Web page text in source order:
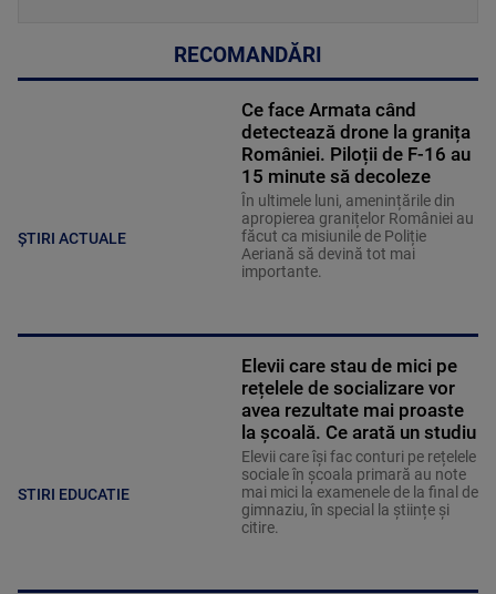
RECOMANDĂRI
ȘTIRI ACTUALE
Ce face Armata când
detectează drone la granița
României. Piloții de F-16 au
15 minute să decoleze
În ultimele luni, amenințările din
apropierea granițelor României au
făcut ca misiunile de Poliție
Aeriană să devină tot mai
importante.
STIRI EDUCATIE
Elevii care stau de mici pe
rețelele de socializare vor
avea rezultate mai proaste
la școală. Ce arată un studiu
Elevii care îşi fac conturi pe rețelele
sociale în școala primară au note
mai mici la examenele de la final de
gimnaziu, în special la științe și
citire.